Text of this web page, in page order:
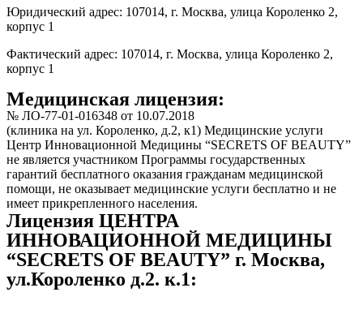
Юридический адрес: 107014, г. Москва, улица Короленко 2,
корпус 1
Фактический адрес: 107014, г. Москва, улица Короленко 2,
корпус 1
Медицинская лицензия:
№ ЛО-77-01-016348 от 10.07.2018
(клиника на ул. Короленко, д.2, к1) Медицинские услуги
Центр Инновационной Медицины “SECRETS OF BEAUTY”
не является участником Программы государственных
гарантий бесплатного оказания гражданам медицинской
помощи, не оказывает медицинские услуги бесплатно и не
имеет прикрепленного населения.
Лицензия ЦЕНТРА
ИННОВАЦИОННОЙ МЕДИЦИНЫ
“SECRETS OF BEAUTY” г. Москва,
ул.Короленко д.2. к.1: